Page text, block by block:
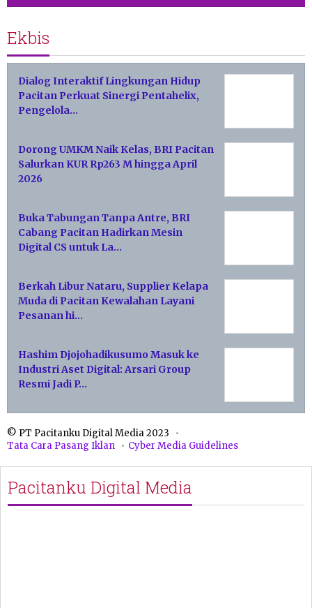
Ekbis
Dialog Interaktif Lingkungan Hidup
Pacitan Perkuat Sinergi Pentahelix,
Pengelola…
Dorong UMKM Naik Kelas, BRI Pacitan
Salurkan KUR Rp263 M hingga April
2026
Buka Tabungan Tanpa Antre, BRI
Cabang Pacitan Hadirkan Mesin
Digital CS untuk La…
Berkah Libur Nataru, Supplier Kelapa
Muda di Pacitan Kewalahan Layani
Pesanan hi…
Hashim Djojohadikusumo Masuk ke
Industri Aset Digital: Arsari Group
Resmi Jadi P…
© PT Pacitanku Digital Media 2023
Tata Cara Pasang Iklan
Cyber Media Guidelines
Pacitanku Digital Media